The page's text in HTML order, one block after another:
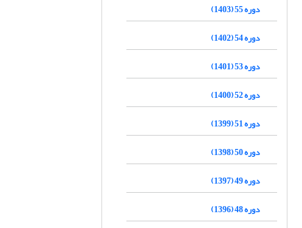
دوره 55 (1403)
دوره 54 (1402)
دوره 53 (1401)
دوره 52 (1400)
دوره 51 (1399)
دوره 50 (1398)
دوره 49 (1397)
دوره 48 (1396)